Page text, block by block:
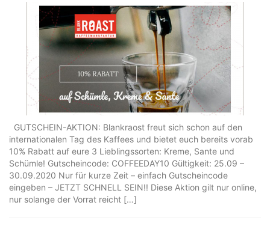
GUTSCHEIN-AKTION: Blankraost freut sich schon auf den
internationalen Tag des Kaffees und bietet euch bereits vorab
10% Rabatt auf eure 3 Lieblingssorten: Kreme, Sante und
Schümle! Gutscheincode: COFFEEDAY10 Gültigkeit: 25.09 –
30.09.2020 Nur für kurze Zeit – einfach Gutscheincode
eingeben – JETZT SCHNELL SEIN!! Diese Aktion gilt nur online,
nur solange der Vorrat reicht […]